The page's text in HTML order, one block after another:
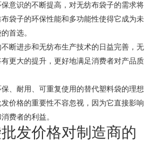
意识的不断提高，对无纺布袋子的需求将
袋子的环保性能和多功能性使得它成为未
首选。
断进步和无纺布生产技术的日益完善，无
更大的提升，更好地满足消费者对产品质
、耐用、可重复使用的替代塑料袋的理想
价格的重要性不容忽视，因为它直接影响
费者的利益。
发价格对制造商的